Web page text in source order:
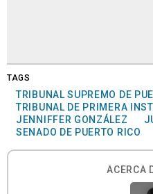
TAGS
TRIBUNAL SUPREMO DE
TRIBUNAL DE PRIMERA
JENNIFFER GONZÁLEZ
SENADO DE PUERTO RICO
ACERCA